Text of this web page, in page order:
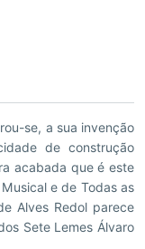
se, a sua invenção
de construção
acabada que é este
e de Todas as
Alves Redol parece
Sete Lemes Álvaro